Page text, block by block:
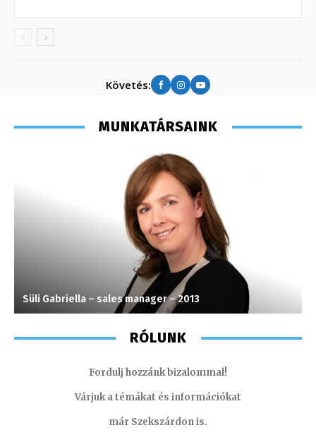
Követés:
MUNKATÁRSAINK
Süli Gabriella – sales manager – 2013
RÓLUNK
Fordulj hozzánk bizalommal!
Várjuk a témákat és információkat
már Szekszárdon is.